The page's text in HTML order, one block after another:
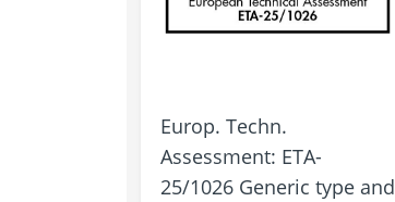
Europ. Techn.
Assessment: ETA-
25/1026 Generic type and